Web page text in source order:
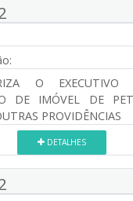
O EXECUTIVO
DE IMÓVEL DE
PROVIDÊNCIAS
DETALHES